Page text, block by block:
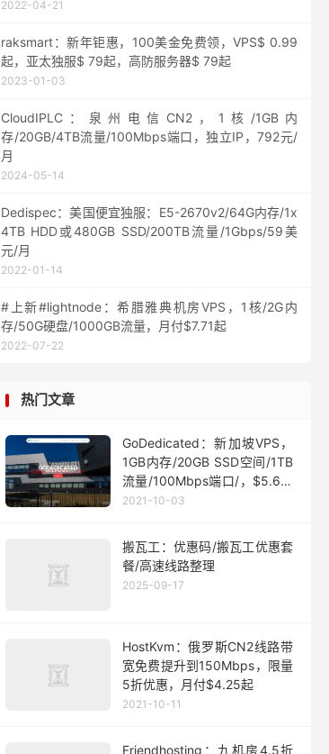
2022-04-21
raksmart：新年钜惠，100美金免费领，VPS$ 0.99
起，亚太独服$ 79起，高防服务器$ 79起
2023-01-03
CloudIPLC：泉州电信CN2，1核/1GB内
存/20GB/4TB流量/100Mbps端口，独立IP，792元/
月
2024-05-14
Dedispec：美国便宜独服：E5-2670v2/64G内存/1x
4TB HDD或480GB SSD/200TB流量/1Gbps/59美
元/月
2022-01-14
#上新#lightnode：希腊雅典机房VPS，1核/2G内
存/50G硬盘/1000GB流量，月付$7.71起
2022-07-22
热门文章
GoDedicated：新加坡VPS，
1GB内存/20GB SSD空间/1TB
流量/100Mbps端口/，$5.63/
月起
2021-10-03
搬瓦工：优惠码/搬瓦工优惠套
餐/高速线路整理
2025-09-17
HostKvm：俄罗斯CN2线路带
宽免费提升到150Mbps，限量
5折优惠，月付$4.25起
2021-10-11
Friendhosting：九机房4.5折